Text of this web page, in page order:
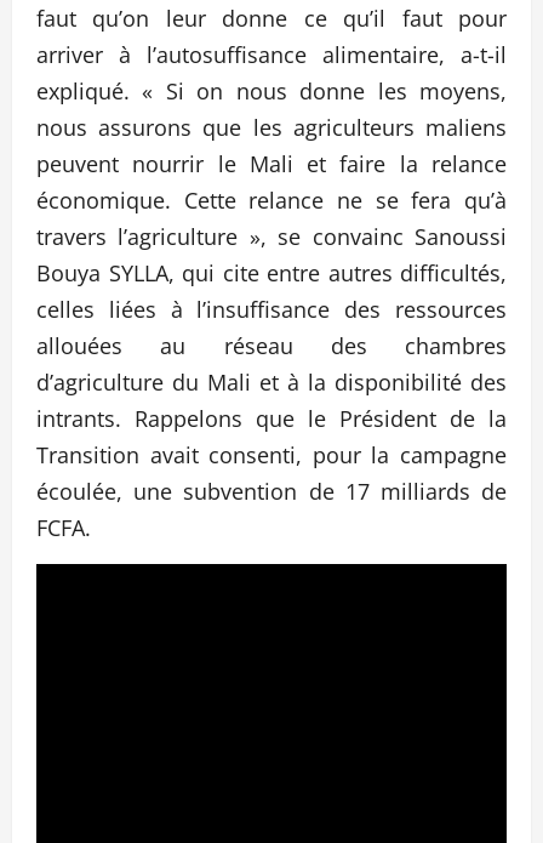
faut qu’on leur donne ce qu’il faut pour
arriver à l’autosuffisance alimentaire, a-t-il
expliqué. « Si on nous donne les moyens,
nous assurons que les agriculteurs maliens
peuvent nourrir le Mali et faire la relance
économique. Cette relance ne se fera qu’à
travers l’agriculture », se convainc Sanoussi
Bouya SYLLA, qui cite entre autres difficultés,
celles liées à l’insuffisance des ressources
allouées au réseau des chambres
d’agriculture du Mali et à la disponibilité des
intrants. Rappelons que le Président de la
Transition avait consenti, pour la campagne
écoulée, une subvention de 17 milliards de
FCFA.